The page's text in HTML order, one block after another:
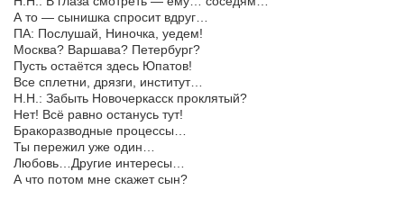
А то — сынишка спросит вдруг…
ПА: Послушай, Ниночка, уедем!
Москва? Варшава? Петербург?
Пусть остаётся здесь Юпатов!
Все сплетни, дрязги, институт…
Н.Н.: Забыть Новочеркасск проклятый?
Нет! Всё равно останусь тут!
Бракоразводные процессы…
Ты пережил уже один…
Любовь…Другие интересы…
А что потом мне скажет сын?